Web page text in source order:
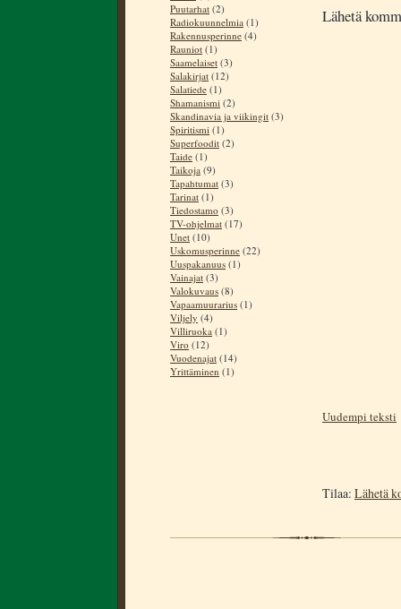
Puutarhat (2)
Radiokuunnelmia (1)
Rakennusperinne (4)
Rauniot (1)
Saamelaiset (3)
Salakirjat (12)
Salatiede (1)
Shamanismi (2)
Skandinavia ja viikingit (3)
Spiritismi (1)
Superfoodit (2)
Taide (1)
Taikoja (9)
Tapahtumat (3)
Tarinat (1)
Tiedostamo (3)
TV-ohjelmat (17)
Unet (10)
Uskomusperinne (22)
Uuspakanuus (1)
Vainajat (3)
Valokuvaus (8)
Vapaamuurarius (1)
Viljely (4)
Villiruoka (1)
Viro (12)
Vuodenajat (14)
Yrittäminen (1)
Lähetä
Uudempi teksti
Tilaa: Lähetä